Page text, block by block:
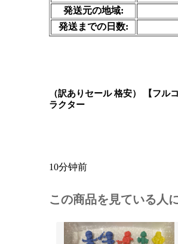
発送元の地域:
発送までの日数:
（訳ありセール 格安） 【フル
ラクター
10分钟前
この商品を見ている人